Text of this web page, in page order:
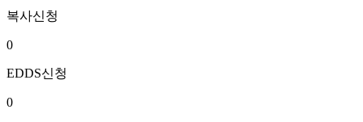
복사신청
0
EDDS신청
0